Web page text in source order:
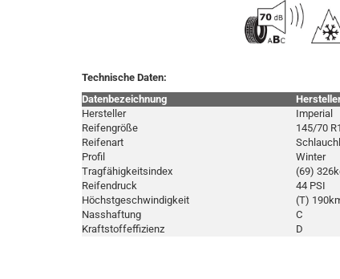
Technische Daten:
Datenbezeichnung
Hersteller
Imperial
Reifengröße
145/70
Reifenart
Profil
Winter
Tragfähigkeitsindex
(69)
Reifendruck
44 PSI
Höchstgeschwindigkeit
(T)
Nasshaftung
C
Kraftstoffeffizienz
D